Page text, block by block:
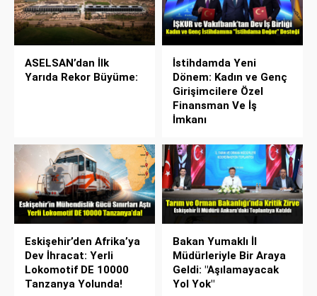
ASELSAN’dan İlk
Yarıda Rekor Büyüme:
İstihdamda Yeni
Dönem: Kadın ve Genç
Girişimcilere Özel
Finansman Ve İş
İmkanı
Eskişehir’den Afrika’ya
Dev İhracat: Yerli
Lokomotif DE 10000
Tanzanya Yolunda!
Bakan Yumaklı İl
Müdürleriyle Bir Araya
Geldi: "Aşılamayacak
Yol Yok"